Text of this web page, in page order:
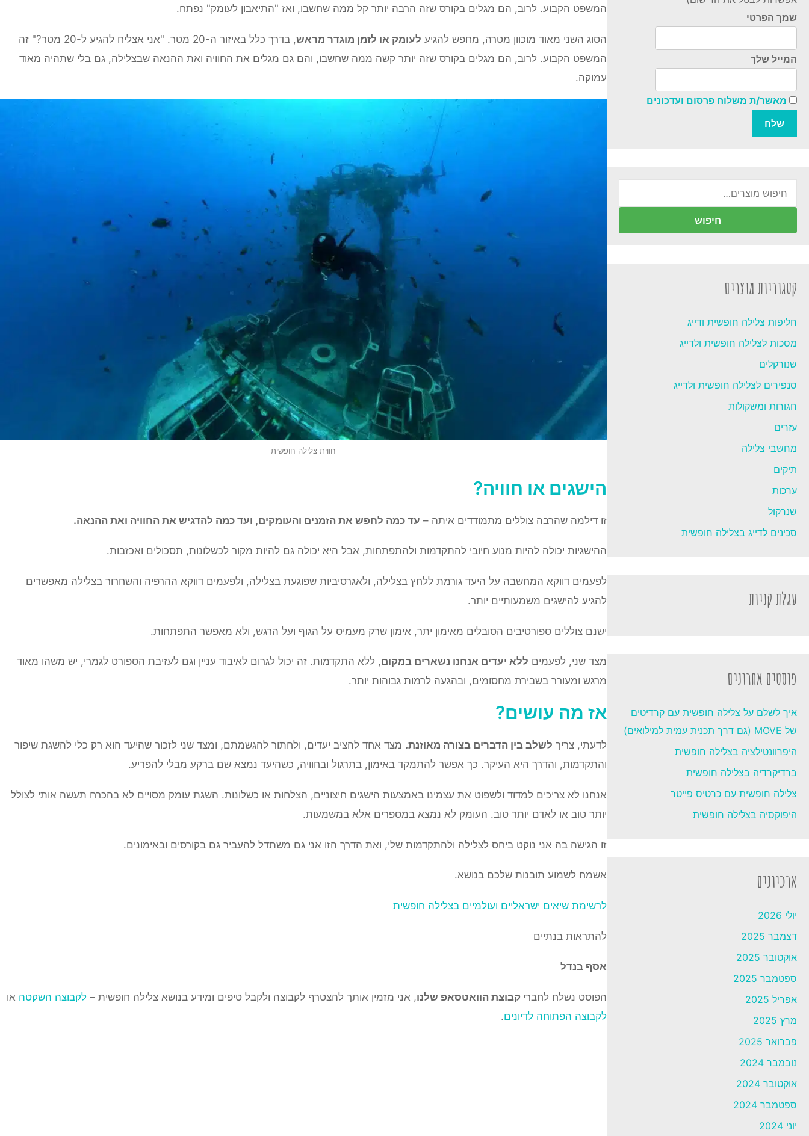
המשפט הקבוע. לרוב, הם מגלים בקורס שזה הרבה יותר קל ממה שחשבו, ואז "התיאבון לעומק" נפתח.
הסוג השני מאוד מוכוון מטרה, מחפש להגיע לעומק או לזמן מוגדר מראש
, בדרך כלל באיזור ה-20 מטר. "אני אצליח להגיע ל-20 מטר?" זה
המשפט הקבוע. לרוב, הם מגלים בקורס שזה יותר קשה ממה שחשבו, והם גם מגלים את החוויה ואת ההנאה שבצלילה, גם בלי שתהיה מאוד
עמוקה.
חווית צלילה חופשית
הישגים או חוויה?
זו דילמה שהרבה צוללים מתמודדים איתה – עד כמה לחפש את הזמנים והעומקים, ועד כמה להדגיש את החוויה ואת ההנאה.
ההישגיות יכולה להיות מנוע חיובי להתקדמות ולהתפתחות, אבל היא יכולה גם להיות מקור לכשלונות, תסכולים ואכזבות.
לפעמים דווקא המחשבה על היעד גורמת ללחץ בצלילה, ולאגרסיביות שפוגעת בצלילה, ולפעמים דווקא ההרפיה והשחרור בצלילה מאפשרים
להגיע להישגים משמעותיים יותר.
ישנם צוללים ספורטיבים הסובלים מאימון יתר, אימון שרק מעמיס על הגוף ועל הרגש, ולא מאפשר התפתחות.
מצד שני, לפעמים ללא יעדים אנחנו נשארים במקום, ללא התקדמות. זה יכול לגרום לאיבוד עניין וגם לעזיבת הספורט לגמרי, יש משהו מאוד
מרגש ומעורר בשבירת מחסומים, ובהגעה לרמות גבוהות יותר.
אז מה עושים?
לדעתי, צריך לשלב בין הדברים בצורה מאוזנת. מצד אחד להציב יעדים, ולחתור להגשמתם, ומצד שני לזכור שהיעד הוא רק כלי להשגת שיפור
והתקדמות, והדרך היא העיקר. כך אפשר להתמקד באימון, בתרגול ובחוויה, כשהיעד נמצא שם ברקע מבלי להפריע.
אנחנו לא צריכים למדוד ולשפוט את עצמינו באמצעות הישגים חיצוניים, הצלחות או כשלונות. השגת עומק מסויים לא בהכרח תעשה אותי לצולל
יותר טוב או לאדם יותר טוב. העומק לא נמצא במספרים אלא במשמעות.
זו הגישה בה אני נוקט ביחס לצלילה ולהתקדמות שלי, ואת הדרך הזו אני גם משתדל להעביר גם בקורסים ובאימונים.
אשמח לשמוע תובנות שלכם בנושא.
לרשימת שיאים ישראליים ועולמיים בצלילה חופשית
להתראות בנתיים
אסף בנדל
הפוסט נשלח לחברי קבוצת הוואטסאפ שלנו, אני מזמין אותך להצטרף לקבוצה ולקבל טיפים ומידע בנושא צלילה חופשית – לקבוצה השקטה או
לקבוצה הפתוחה לדיונים.
שמך הפרטי
המייל שלך
מאשר/ת משלוח פרסום ועדכונים
עבור:
חיפוש
קטגוריות מוצרים
חליפות צלילה חופשית ודייג
מסכות לצלילה חופשית ולדייג
שנורקלים
סנפירים לצלילה חופשית ולדייג
חגורות ומשקולות
עזרים
מחשבי צלילה
תיקים
ערכות
שנרקול
סכינים לדייג בצלילה חופשית
עגלת קניות
פוסטים אחרונים
איך לשלם על צלילה חופשית עם קרדיטים
של MOVE (גם דרך תכנית עמית למילואים)
היפרוונטילציה בצלילה חופשית
ברדיקרדיה בצלילה חופשית
צלילה חופשית עם כרטיס פייטר
היפוקסיה בצלילה חופשית
ארכיונים
יולי 2026
דצמבר 2025
אוקטובר 2025
ספטמבר 2025
אפריל 2025
מרץ 2025
פברואר 2025
נובמבר 2024
אוקטובר 2024
ספטמבר 2024
יוני 2024